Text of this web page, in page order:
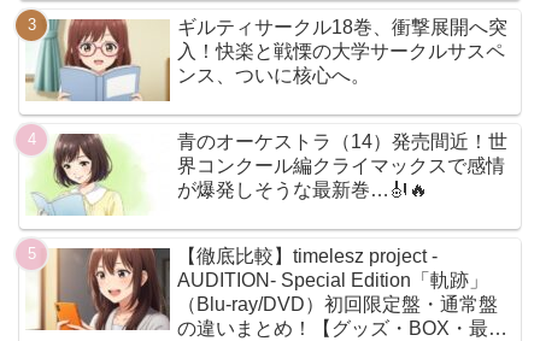
ギルティサークル18巻、衝撃展開へ突
入！快楽と戦慄の大学サークルサスペ
ンス、ついに核心へ。
青のオーケストラ（14）発売間近！世
界コンクール編クライマックスで感情
が爆発しそうな最新巻…🎻🔥
【徹底比較】timelesz project -
AUDITION- Special Edition「軌跡」
（Blu-ray/DVD）初回限定盤・通常盤
の違いまとめ！【グッズ・BOX・最安